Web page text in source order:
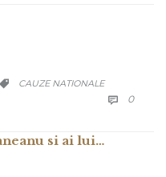
 CATEGORY
CAUZE NATIONALE
 0
si ai lui…